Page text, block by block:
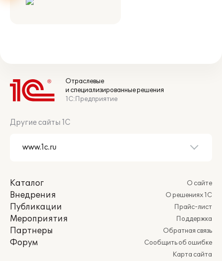
Отраслевые
и специализированные решения
1С:Предприятие
Другие сайты 1С
Каталог
Внедрения
Публикации
Мероприятия
Партнеры
Форум
О сайте
О решениях 1С
Прайс-лист
Поддержка
Обратная связь
Сообщить об ошибке
Карта сайта